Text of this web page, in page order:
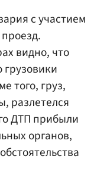
с участием
проезд.
видно, что
грузовики
того, груз,
разлетелся
ДТП прибыли
органов,